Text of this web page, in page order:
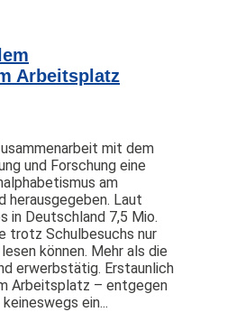
Arbeitsplatz
mit dem
und Forschung eine
am
herausgegeben. Laut
in Deutschland 7,5 Mio.
trotz Schulbesuchs nur
können. Mehr als die
erwerbstätig. Erstaunlich
Arbeitsplatz – entgegen
ein...